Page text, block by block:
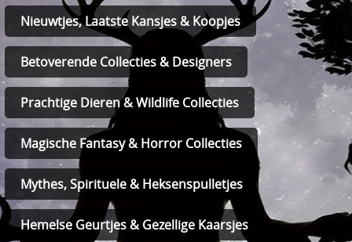
Nieuwtjes, Laatste Kansjes & Koopjes
Betoverende Collecties & Designers
Prachtige Dieren & Wildlife Collecties
Magische Fantasy & Horror Collecties
Mythes, Spirituele & Heksenspulletjes
Hemelse Geurtjes & Gezellige Kaarsjes